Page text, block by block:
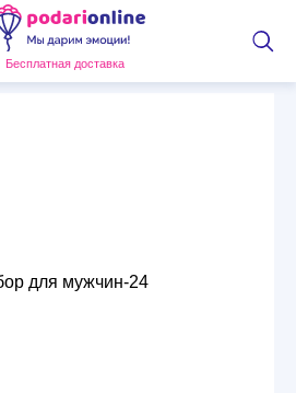
Бесплатная доставка